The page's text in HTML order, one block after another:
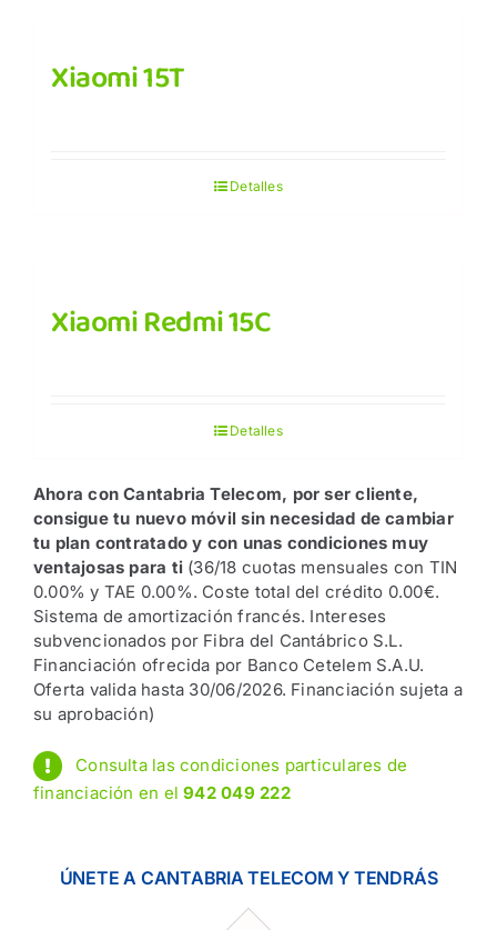
Xiaomi 15T
Detalles
Xiaomi Redmi 15C
Detalles
Ahora con Cantabria Telecom, por ser cliente,
consigue tu nuevo móvil sin necesidad de cambiar
tu plan contratado y con unas condiciones muy
ventajosas para ti (36/18 cuotas mensuales con TIN
0.00% y TAE 0.00%. Coste total del crédito 0.00€.
Sistema de amortización francés. Intereses
subvencionados por Fibra del Cantábrico S.L.
Financiación ofrecida por Banco Cetelem S.A.U.
Oferta valida hasta 30/06/2026. Financiación sujeta a
su aprobación)
Consulta las condiciones particulares de
financiación en el 942 049 222
ÚNETE A CANTABRIA TELECOM Y TENDRÁS